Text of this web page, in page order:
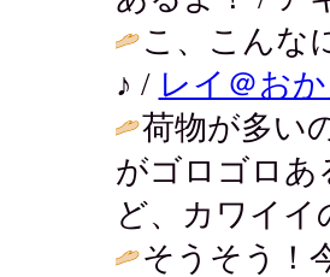
こ、こんな
♪ / レイ＠お
荷物が多い
がゴロゴロあ
ど、カワイ
そうそう！